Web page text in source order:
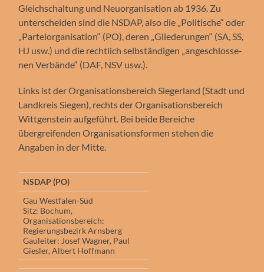
Gleichschaltung und Neuorganisation ab 1936. Zu
unterscheiden sind die NSDAP, also die „Politische“ oder
„Par­tei­or­ga­ni­sation“ (PO), deren „Gliederungen“ (SA, SS,
HJ usw.) und die rechtlich selbständigen „ange­schlos­se­
nen Verbände“ (DAF, NSV usw.).
Links ist der Organisationsbereich Siegerland (Stadt und
Landkreis Siegen), rechts der Organisationsbereich
Wittgenstein aufgeführt. Bei beide Bereiche
übergreifenden Organisationsformen stehen die
Angaben in der Mitte.
NSDAP (PO)
Gau Westfalen-Süd
Sitz: Bochum,
Organisationsbereich:
Regierungsbezirk Arnsberg
Gauleiter: Josef Wagner, Paul
Giesler, Albert Hoffmann